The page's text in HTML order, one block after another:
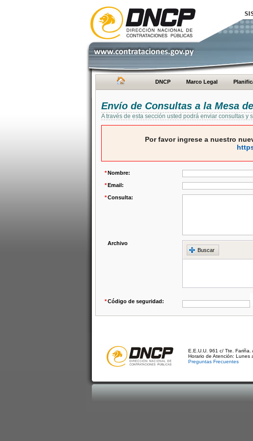
DNCP Marco Legal
Envío de Consultas a la Mesa
A través de esta sección usted podrá enviar consultas y
Por favor ingrese a nuestro
*Nombre:
*Email:
*Consulta:
Archivo
Buscar
*Código de seguridad:
E.E.U.U. 961 c/ Tte. Fariña.
Horario de Atención: Lunes
Preguntas Frecuentes